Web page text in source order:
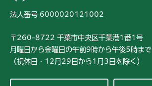
法人番号 6000020121002
〒260-8722 千葉市中央区千葉港1番1号
月曜日から金曜日の午前9時から午後5時まで
（祝休日・12月29日から1月3日を除く）